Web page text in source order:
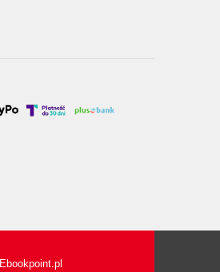
Ebookpoint.pl